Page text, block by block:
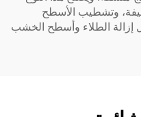
وتشطيب الأسطح
إزالة الطلاء وأسطح الخشب